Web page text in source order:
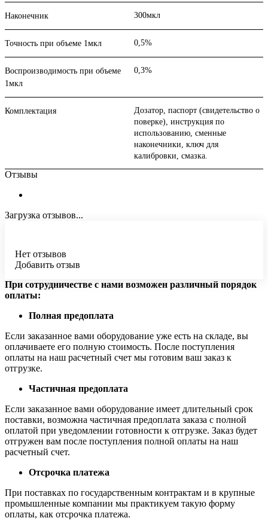
Наконечник 300мкл
Точность при объеме 1мкл 0,5%
Воспроизводимость при объеме
1мкл
0,3%
Комплектация
Дозатор, паспорт (свидетельство о
поверке), инструкция по
использованию, сменные
наконечники, ключ для
калибровки, смазка.
Отзывы
Загрузка отзывов...
Нет отзывов
Добавить отзыв
При сотрудничестве с нами возможен различный порядок
оплаты:
Полная предоплата
Если заказанное вами оборудование уже есть на складе, вы
оплачиваете его полную стоимость. После поступления
оплаты на наш расчетный счет мы готовим ваш заказ к
отгрузке.
Частичная предоплата
Если заказанное вами оборудование имеет длительный срок
поставки, возможна частичная предоплата заказа с полной
оплатой при уведомлении готовности к отгрузке. Заказ будет
отгружен вам после поступления полной оплаты на наш
расчетный счет.
Отсрочка платежа
При поставках по государственным контрактам и в крупные
промышленные компании мы практикуем такую форму
оплаты, как отсрочка платежа.